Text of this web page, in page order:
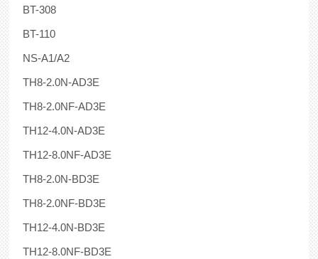
BT-308
BT-110
NS-A1/A2
TH8-2.0N-AD3E
TH8-2.0NF-AD3E
TH12-4.0N-AD3E
TH12-8.0NF-AD3E
TH8-2.0N-BD3E
TH8-2.0NF-BD3E
TH12-4.0N-BD3E
TH12-8.0NF-BD3E